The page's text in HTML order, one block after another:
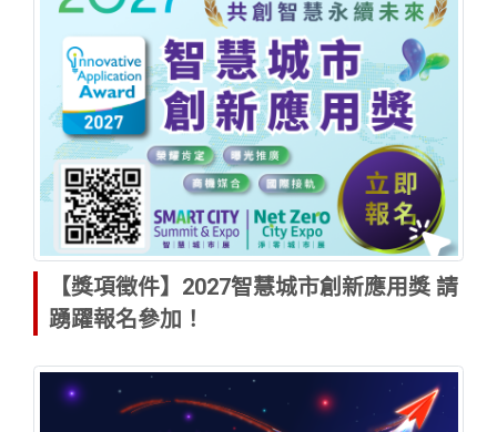
【獎項徵件】2027智慧城市創新應用獎 請
踴躍報名參加！